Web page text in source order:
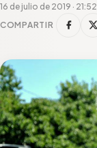
16 de julio de 2019 · 21:52
COMPARTIR